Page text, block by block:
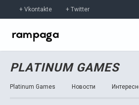
Vkontakte Twitter
PLATINUM GAMES
Platinum Games Новости